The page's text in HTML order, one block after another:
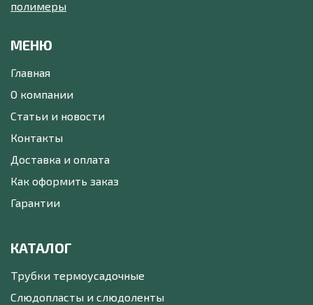
МЕНЮ
Главная
О компании
Статьи и новости
Контакты
Доставка и оплата
Как оформить заказ
Гарантии
КАТАЛОГ
Трубки термоусадочные
Слюдопласты и слюдоленты